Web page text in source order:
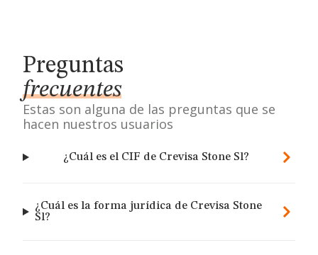
Preguntas
frecuentes
Estas son alguna de las preguntas que se
hacen nuestros usuarios
¿Cuál es el CIF de Crevisa Stone Sl?
¿Cuál es la forma jurídica de Crevisa Stone
Sl?